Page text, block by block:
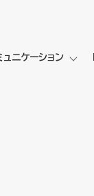
ュニケーション